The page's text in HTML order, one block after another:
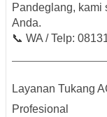
Pandeglang, kami
Anda.
📞 WA / Telp:
Layanan Tukang
Profesional